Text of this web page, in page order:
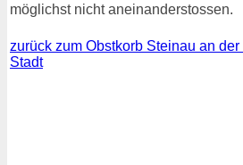
möglichst nicht aneinanderstossen.
zurück zum Obstkorb Steinau an
Stadt